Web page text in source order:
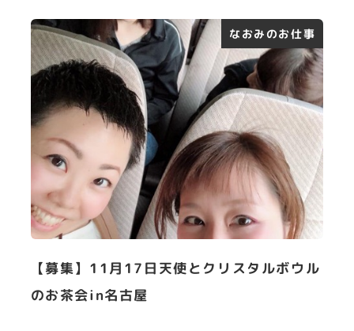
なおみのお仕事
【募集】11月17日天使とクリスタルボウル
のお茶会in名古屋